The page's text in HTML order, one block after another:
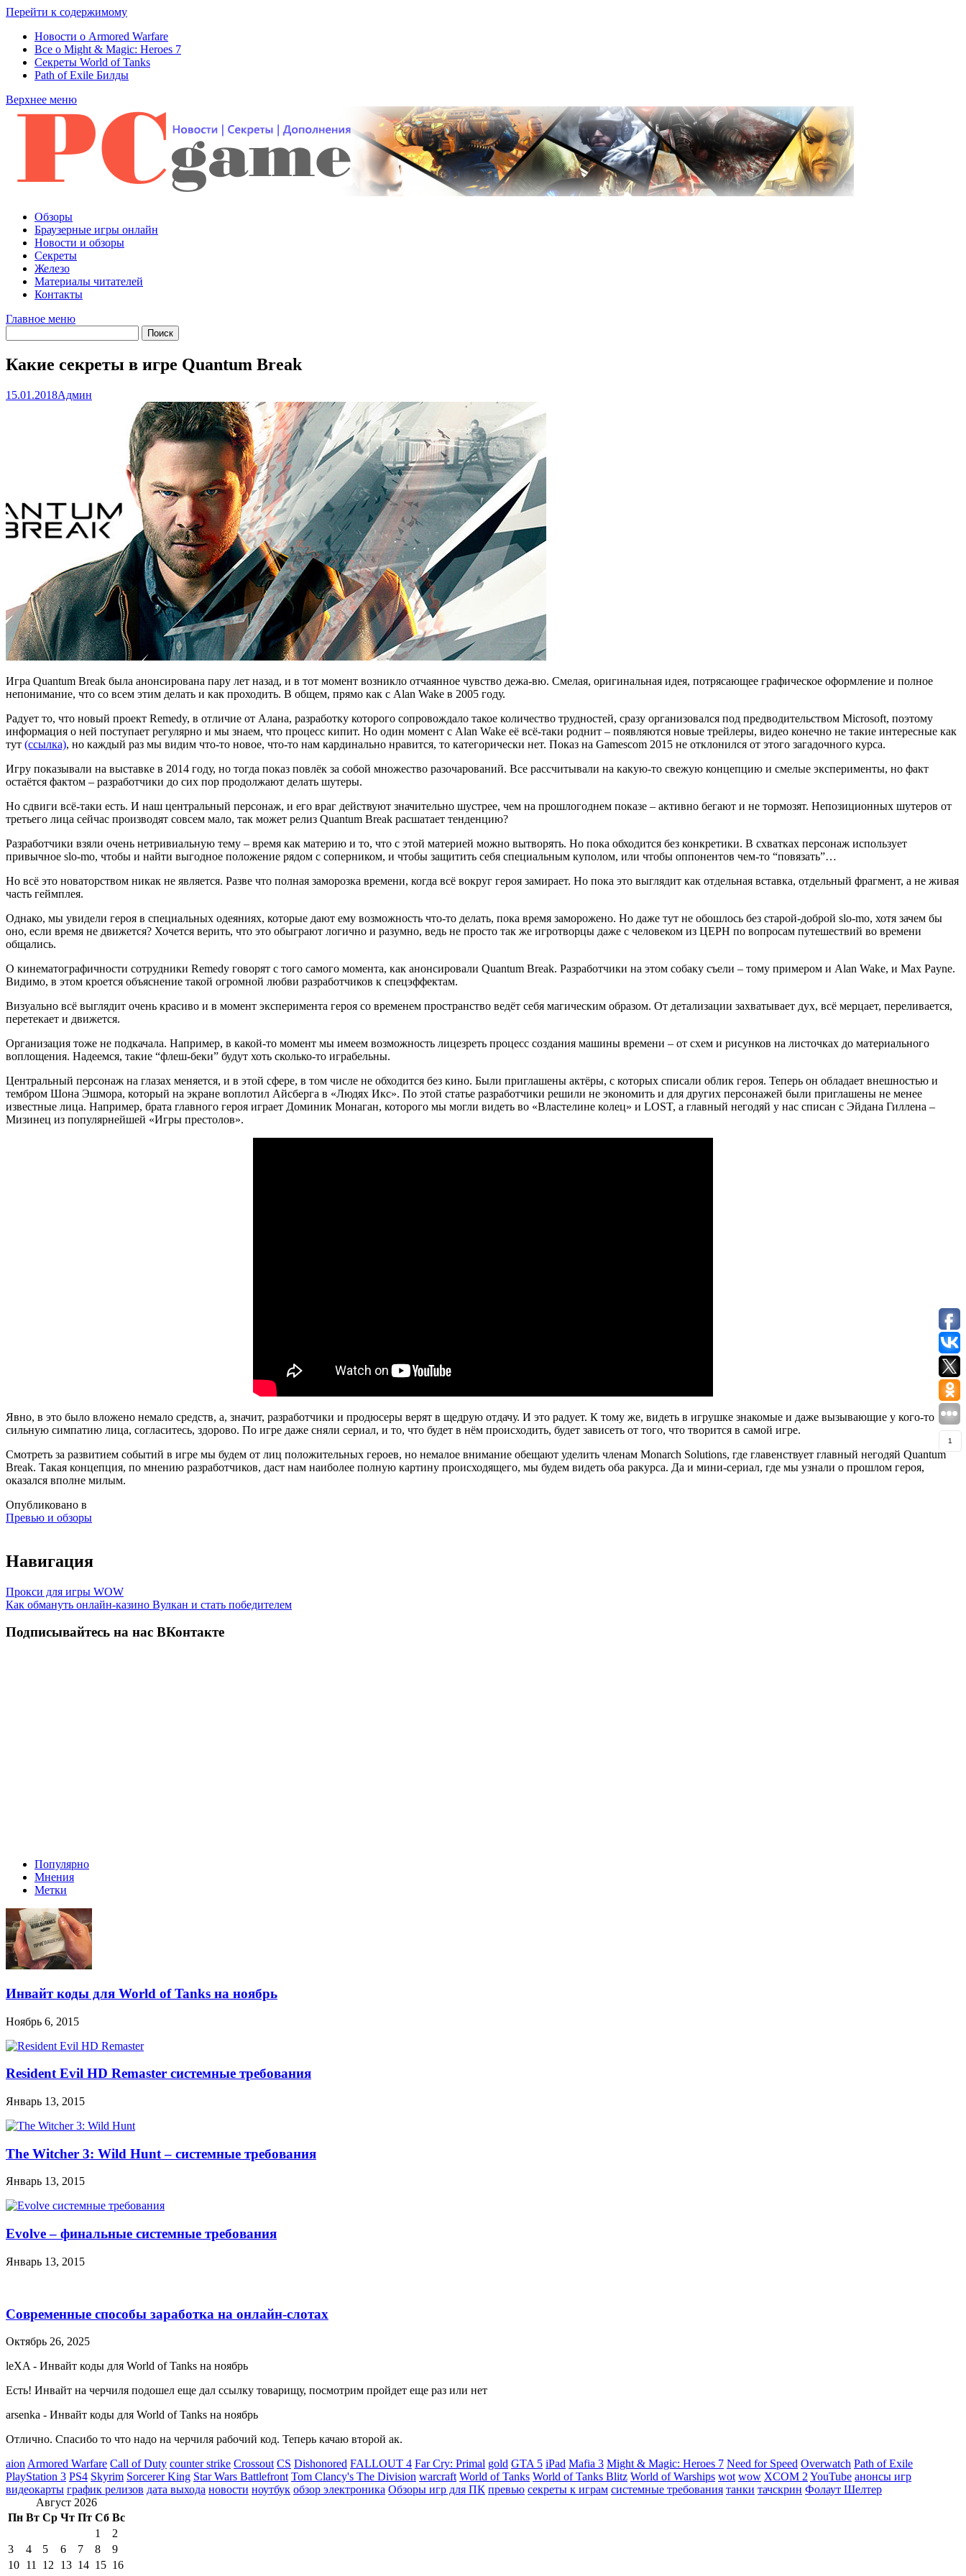
Перейти к содержимому
Новости о Armored Warfare
Все о Might & Magic: Heroes 7
Секреты World of Tanks
Path of Exile Билды
Верхнее меню
Обзоры
Браузерные игры онлайн
Новости и обзоры
Секреты
Железо
Материалы читателей
Контакты
Главное меню
Какие секреты в игре Quantum Break
15.01.2018Админ
Игра Quantum Break была анонсирована пару лет назад, и в тот момент возникло отчаянное чувство дежа-вю. Смелая, оригинальная идея, потрясающее графическое оформление и полное
непонимание, что со всем этим делать и как проходить. В общем, прямо как с Alan Wake в 2005 году.
Радует то, что новый проект Remedy, в отличие от Алана, разработку которого сопровождало такое количество трудностей, сразу организовался под предводительством Microsoft, поэтому
информация о ней поступает регулярно и мы знаем, что процесс кипит. Но один момент с Alan Wake её всё-таки роднит – появляются новые трейлеры, видео конечно не такие интересные как
тут (ссылка), но каждый раз мы видим что-то новое, что-то нам кардинально нравится, то категорически нет. Показ на Gamescom 2015 не отклонился от этого загадочного курса.
Игру показывали на выставке в 2014 году, но тогда показ повлёк за собой множество разочарований. Все рассчитывали на какую-то свежую концепцию и смелые эксперименты, но факт
остаётся фактом – разработчики до сих пор продолжают делать шутеры.
Но сдвиги всё-таки есть. И наш центральный персонаж, и его враг действуют значительно шустрее, чем на прошлогоднем показе – активно бегают и не тормозят. Непозиционных шутеров от
третьего лица сейчас производят совсем мало, так может релиз Quantum Break расшатает тенденцию?
Разработчики взяли очень нетривиальную тему – время как материю и то, что с этой материей можно вытворять. Но пока обходится без конкретики. В схватках персонаж использует
привычное slo-mo, чтобы и найти выгодное положение рядом с соперником, и чтобы защитить себя специальным куполом, или чтобы оппонентов чем-то “повязать”…
Но всё это новаторством никак не является. Разве что полная заморозка времени, когда всё вокруг героя замирает. Но пока это выглядит как отдельная вставка, отдельный фрагмент, а не живая
часть геймплея.
Однако, мы увидели героя в специальных одеяниях, которые дают ему возможность что-то делать, пока время заморожено. Но даже тут не обошлось без старой-доброй slo-mo, хотя зачем бы
оно, если время не движется? Хочется верить, что это обыграют логично и разумно, ведь не просто так же игротворцы даже с человеком из ЦЕРН по вопросам путешествий во времени
общались.
О кинематографичности сотрудники Remedy говорят с того самого момента, как анонсировали Quantum Break. Разработчики на этом собаку съели – тому примером и Alan Wake, и Max Payne.
Видимо, в этом кроется объяснение такой огромной любви разработчиков к спецэффектам.
Визуально всё выглядит очень красиво и в момент эксперимента героя со временем пространство ведёт себя магическим образом. От детализации захватывает дух, всё мерцает, переливается,
перетекает и движется.
Организация тоже не подкачала. Например, в какой-то момент мы имеем возможность лицезреть процесс создания машины времени – от схем и рисунков на листочках до материального
воплощения. Надеемся, такие “флеш-беки” будут хоть сколько-то играбельны.
Центральный персонаж на глазах меняется, и в этой сфере, в том числе не обходится без кино. Были приглашены актёры, с которых списали облик героя. Теперь он обладает внешностью и
тембром Шона Эшмора, который на экране воплотил Айсберга в «Людях Икс». По этой статье разработчики решили не экономить и для других персонажей были приглашены не менее
известные лица. Например, брата главного героя играет Доминик Монаган, которого мы могли видеть во «Властелине колец» и LOST, а главный негодяй у нас списан с Эйдана Гиллена –
Мизинец из популярнейшей «Игры престолов».
Явно, в это было вложено немало средств, а, значит, разработчики и продюсеры верят в щедрую отдачу. И это радует. К тому же, видеть в игрушке знакомые и даже вызывающие у кого-то
сильную симпатию лица, согласитесь, здорово. По игре даже сняли сериал, и то, что будет в нём происходить, будет зависеть от того, что творится в самой игре.
Смотреть за развитием событий в игре мы будем от лиц положительных героев, но немалое внимание обещают уделить членам Monarch Solutions, где главенствует главный негодяй Quantum
Break. Такая концепция, по мнению разработчиков, даст нам наиболее полную картину происходящего, мы будем видеть оба ракурса. Да и мини-сериал, где мы узнали о прошлом героя,
оказался вполне милым.
Опубликовано в
Превью и обзоры
Навигация
Прокси для игры WOW
Как обмануть онлайн-казино Вулкан и стать победителем
Подписывайтесь на нас ВКонтакте
Популярно
Мнения
Метки
Инвайт коды для World of Tanks на ноябрь
Ноябрь 6, 2015
Resident Evil HD Remaster системные требования
Январь 13, 2015
The Witcher 3: Wild Hunt – системные требования
Январь 13, 2015
Evolve – финальные системные требования
Январь 13, 2015
Современные способы заработка на онлайн-слотах
Октябрь 26, 2025
leXA - Инвайт коды для World of Tanks на ноябрь
Есть! Инвайт на черчиля подошел еще дал ссылку товарищу, посмотрим пройдет еще раз или нет
arsenka - Инвайт коды для World of Tanks на ноябрь
Отлично. Спасибо то что надо на черчиля рабочий код. Теперь качаю второй ак.
aion Armored Warfare Call of Duty counter strike Crossout CS Dishonored FALLOUT 4 Far Cry: Primal gold GTA 5 iPad Mafia 3 Might & Magic: Heroes 7 Need for Speed Overwatch Path of Exile
PlayStation 3 PS4 Skyrim Sorcerer King Star Wars Battlefront Tom Clancy's The Division warcraft World of Tanks World of Tanks Blitz World of Warships wot wow XCOM 2 YouTube анонсы игр
видеокарты график релизов дата выхода новости ноутбук обзор электроника Обзоры игр для ПК превью секреты к играм системные требования танки тачскрин Фолаут Шелтер
Август 2026
Пн Вт Ср Чт Пт Сб Вс
1
2
3
4 5 6 7 8
9
10 11 12 13 14 15 16
1